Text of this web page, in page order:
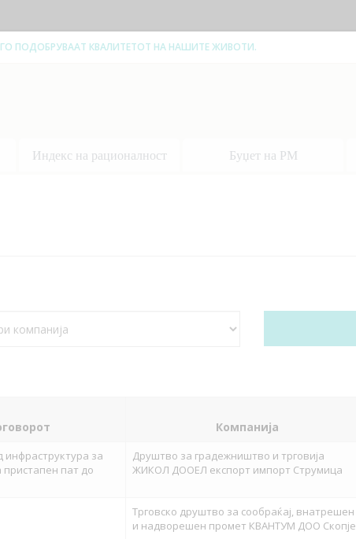
ПОДОБРУВААТ КВАЛИТЕТОТ НА НАШИТЕ ЖИВОТИ.
Индекс на рационалност Буџет на РМ
Компанија
инфраструктура за
пристапен пат до
Друштво за градежништво и трговија
ЖИКОЛ ДООЕЛ експорт импорт Струмица
Трговско друштво за сообраќај, внатрешен
и надворешен промет КВАНТУМ ДОО Скопје